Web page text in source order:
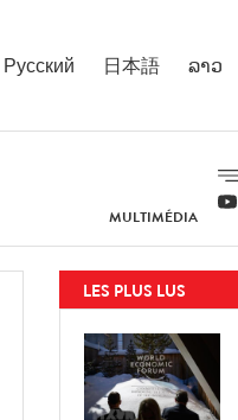
Русский 日本語 ລາວ
MULTIMÉDIA
LES PLUS LUS